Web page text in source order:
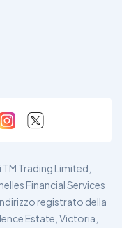
Trading Limited,
Financial Services
registrato della
Estate, Victoria,